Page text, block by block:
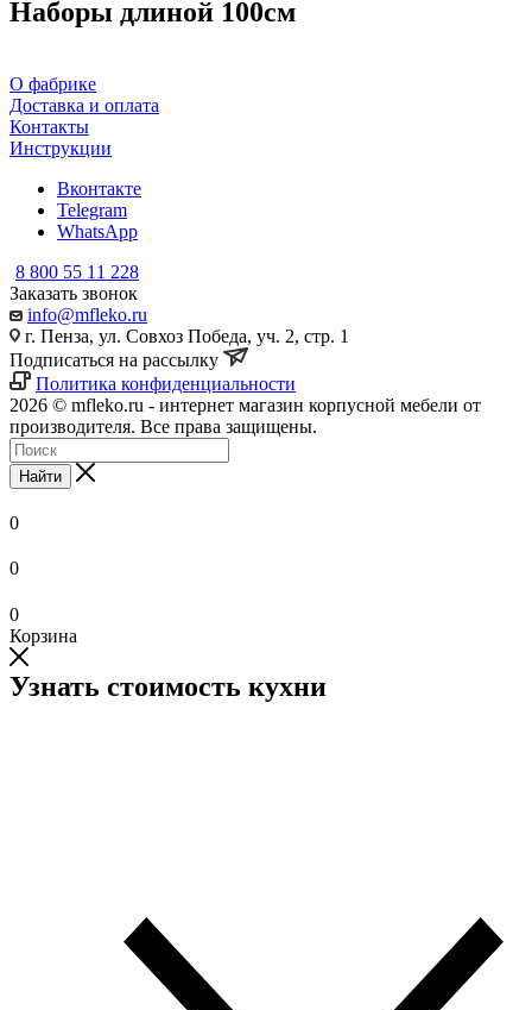
Наборы длиной 100см
О фабрике
Доставка и оплата
Контакты
Инструкции
Вконтакте
Telegram
WhatsApp
8 800 55 11 228
Заказать звонок
info@mfleko.ru
г. Пенза, ул. Совхоз Победа, уч. 2, стр. 1
Подписаться на рассылку
Политика конфиденциальности
2026 © mfleko.ru - интернет магазин корпусной мебели от
производителя. Все права защищены.
Найти
0
0
0
Корзина
Узнать стоимость кухни